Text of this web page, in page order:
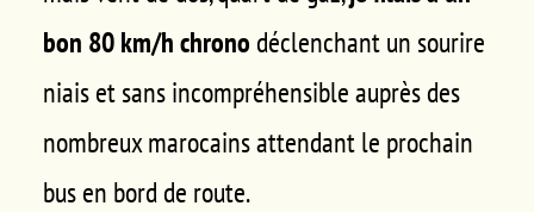
bon 80 km/h chrono déclenchant un sourire
niais et sans incompréhensible auprès des
nombreux marocains attendant le prochain
bus en bord de route.